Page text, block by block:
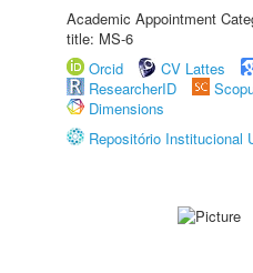
Academic Appointment
title: MS-6
Orcid
CV Lattes
ResearcherID
Dimensions
Repositório Institucional